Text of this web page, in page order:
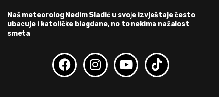
Naš meteorolog Nedim Sladić u svoje izvještaje često
ubacuje i katoličke blagdane, no to nekima nažalost
smeta